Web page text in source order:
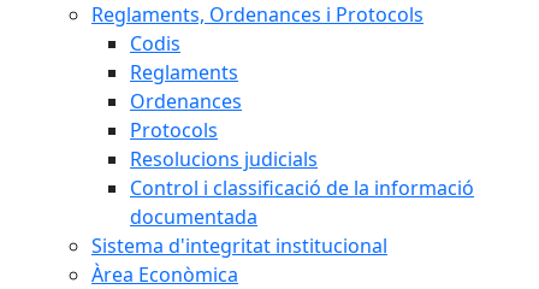
Reglaments, Ordenances i Protocols
Codis
Reglaments
Ordenances
Protocols
Resolucions judicials
Control i classificació de la informació
documentada
Sistema d'integritat institucional
Àrea Econòmica